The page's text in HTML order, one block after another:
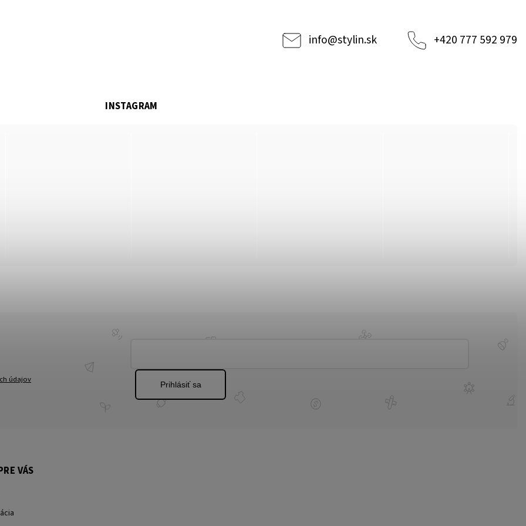
info@stylin.sk +420 777 592 979
VÁS
INSTAGRAM
údajov
Prihlásiť sa